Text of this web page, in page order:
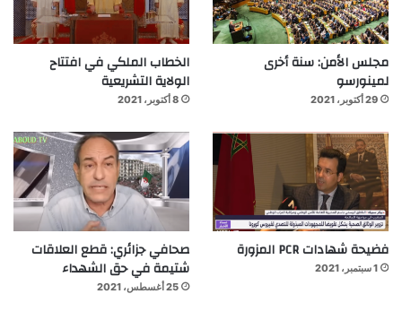
مجلس الأمن: سنة أخرى
لمينورسو
29 أكتوبر، 2021
الخطاب الملكي في افتتاح
الولاية التشريعية
8 أكتوبر، 2021
فضيحة شهادات PCR المزورة
1 سبتمبر، 2021
صحافي جزائري: قطع العلاقات
شتيمة في حق الشهداء
25 أغسطس، 2021